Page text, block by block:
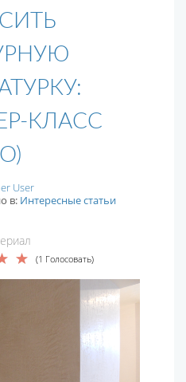
КЛАСС
User
в: Интересные статьи
(1 Голосовать)